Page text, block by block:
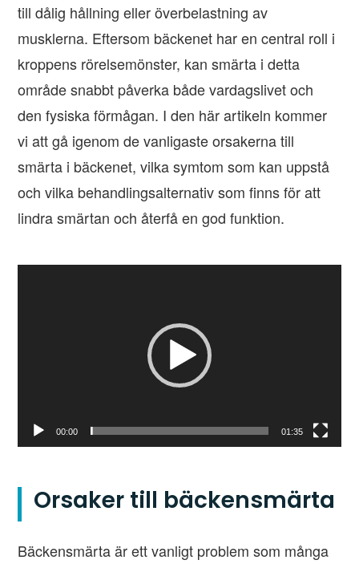
till dålig hållning eller överbelastning av
musklerna. Eftersom bäckenet har en central roll i
kroppens rörelsemönster, kan smärta i detta
område snabbt påverka både vardagslivet och
den fysiska förmågan. I den här artikeln kommer
vi att gå igenom de vanligaste orsakerna till
smärta i bäckenet, vilka symtom som kan uppstå
och vilka behandlingsalternativ som finns för att
lindra smärtan och återfå en god funktion.
00:00 01:35
Orsaker till bäckensmärta
Bäckensmärta är ett vanligt problem som många